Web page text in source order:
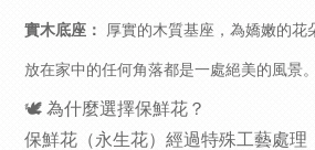
實木底座： 厚實的木質基座，為嬌嫩的花
放在家中的任何角落都是一處絕美的風景。
🕊️ 為什麼選擇保鮮花？
保鮮花（永生花）經過特殊工藝處理